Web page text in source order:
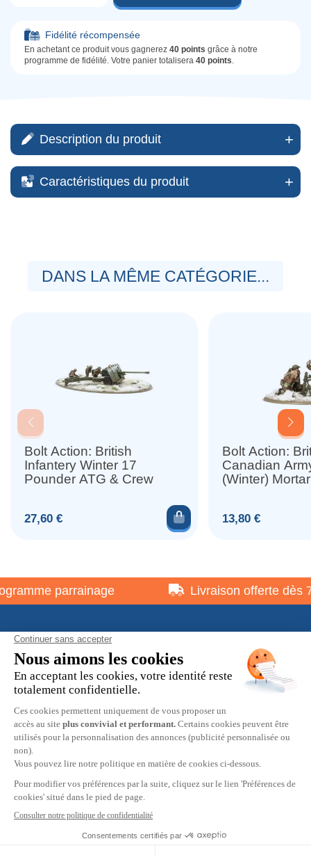
Fidélité récompensée
En achetant ce produit vous gagnerez 40 points grâce à notre
programme de fidélité. Votre panier totalisera 40 points.
Description du produit
Caractéristiques du produit
DANS LA MÊME CATÉGORIE...
Bolt Action: British
Infantery Winter 17
Pounder ATG & Crew
Prix
27,60 € Ajouter au panier
Bolt Action:
Canadian
(Winter)
Prix
13,80 €
parrainage Livraison offerte dès
À propos
Informations pratiques
Restons en contact
© 2026 HOBBY MAX -Mentions légales
confidentialité-Préférences cookies-